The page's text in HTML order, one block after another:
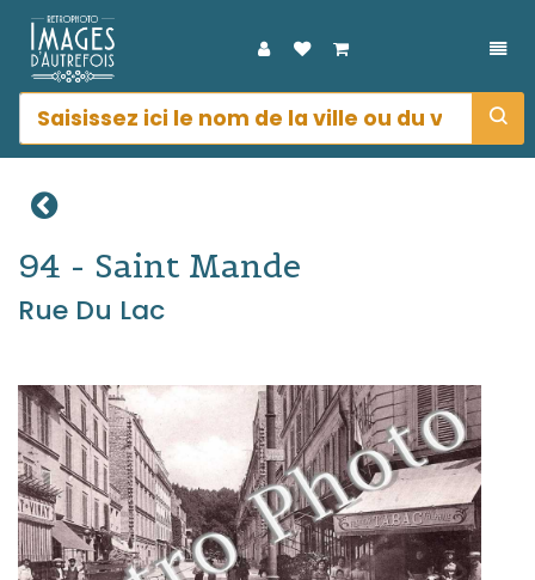
94 - Saint Mande
Rue Du Lac